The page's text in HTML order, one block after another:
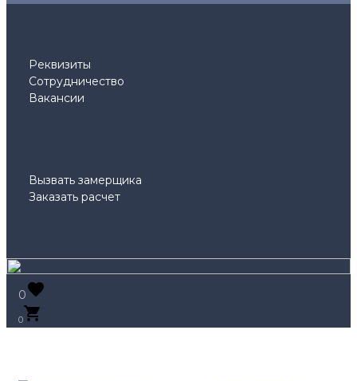
Реквизиты
Сотрудничество
Вакансии
Вызвать замерщика
Заказать расчет
0
0